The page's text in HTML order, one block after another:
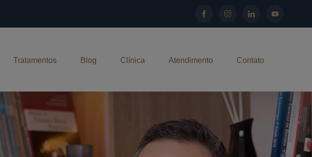
Tratamentos Blog Clínica Atendimento Contato